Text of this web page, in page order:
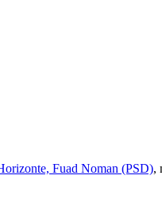
Fuad Noman (PSD),